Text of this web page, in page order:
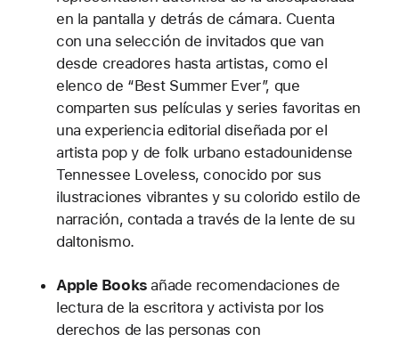
en la pantalla y detrás de cámara. Cuenta
con una selección de invitados que van
desde creadores hasta artistas, como el
elenco de “Best Summer Ever”, que
comparten sus películas y series favoritas en
una experiencia editorial diseñada por el
artista pop y de folk urbano estadounidense
Tennessee Loveless, conocido por sus
ilustraciones vibrantes y su colorido estilo de
narración, contada a través de la lente de su
daltonismo.
Apple Booksañade recomendaciones de
lectura de la escritora y activista por los
derechos de las personas con